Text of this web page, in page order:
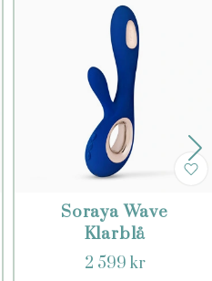
Soraya Wave
Klarblå
2 599 kr